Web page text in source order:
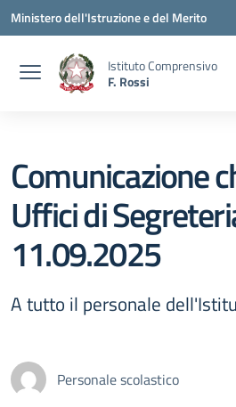
Vai ai contenuti
Vai al menu di navigazione
Vai al footer
Ministero dell'Istruzione e del Merito
Istituto Comprensivo
F. Rossi
Comunicazione
Uffici di
11.09.2025
A tutto il personale
Personale scolastico